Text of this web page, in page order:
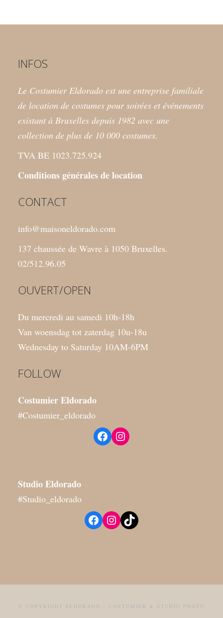
INFOS
Le Costumier Eldorado est une entreprise familiale
de location de costumes pour soirées et événements
existant à Bruxelles depuis 1982 avec une
collection de plus de 10 000 costumes.
TVA BE 1023.725.924
Conditions générales de location
CONTACT
info@maisoneldorado.com
137 chaussée de Wavre à 1050 Bruxelles.
02/512.96.05
OUVERT/OPEN
Du mercredi au samedi 10h-18h
Van woensdag tot zaterdag 10u-18u
Wednesday to Saturday 10AM-6PM
FOLLOW
Costumier Eldorado
#Costumier_eldorado
Facebook Instagram
StudioEldorado
#Studio_eldorado
Facebook Instagram TikTok
© COPYRIGHT ELDORADO – COSTUMIER & STUDIO PHOTO